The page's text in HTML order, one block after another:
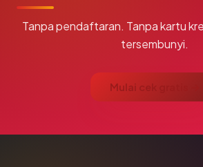
Tanpa pendaftaran. Tanpa kartu
tersembunyi.
Mulai cek gratis →